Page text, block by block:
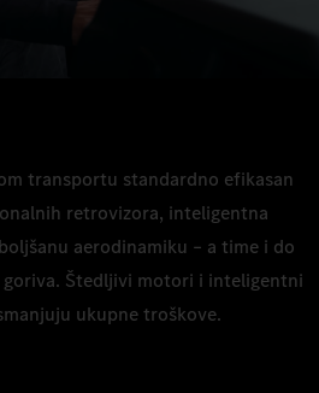
transportu standardno efikasan
retrovizora, inteligentna
aerodinamiku – a time i do
Štedljivi motori i inteligentni
ukupne troškove.